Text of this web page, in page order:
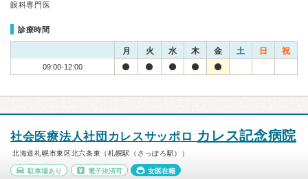
眼科専門医
診療時間
月 火 水 木 金 土 日 祝
09:00-12:00
社会医療法人社団カレスサッポロ カレス記念病院
北海道札幌市東区北六条東（札幌駅（さっぽろ駅））
駐車場あり 電子決済可 女医在籍